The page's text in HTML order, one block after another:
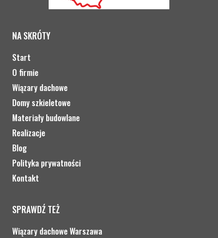
NA SKRÓTY
Start
O firmie
Wiązary dachowe
Domy szkieletowe
Materiały budowlane
Realizacje
Blog
Polityka prywatności
Kontakt
SPRAWDŹ TEŻ
Wiązary dachowe Warszawa